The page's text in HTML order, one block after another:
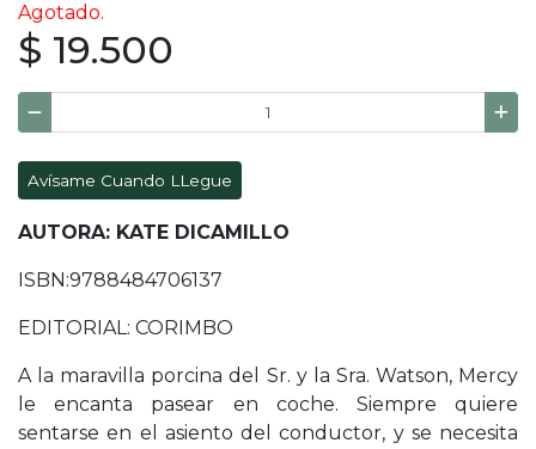
Agotado.
$ 19.500
Avísame Cuando LLegue
AUTORA: KATE DICAMILLO
ISBN:9788484706137
EDITORIAL: CORIMBO
A la maravilla porcina del Sr. y la Sra. Watson, Mercy
le encanta pasear en coche. Siempre quiere
sentarse en el asiento del conductor, y se necesita